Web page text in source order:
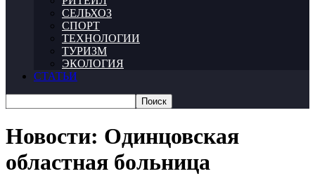
СЕЛЬХОЗ
СПОРТ
ТЕХНОЛОГИИ
ТУРИЗМ
ЭКОЛОГИЯ
СТАТЬИ
Новости: Одинцовская
областная больница